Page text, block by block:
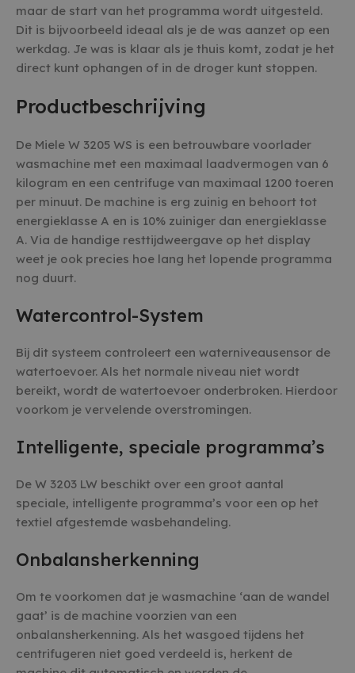
maar de start van het programma wordt uitgesteld.
Dit is bijvoorbeeld ideaal als je de was aanzet op een
werkdag. Je was is klaar als je thuis komt, zodat je het
direct kunt ophangen of in de droger kunt stoppen.
Productbeschrijving
De Miele W 3205 WS is een betrouwbare voorlader
wasmachine met een maximaal laadvermogen van 6
kilogram en een centrifuge van maximaal 1200 toeren
per minuut. De machine is erg zuinig en behoort tot
energieklasse A en is 10% zuiniger dan energieklasse
A. Via de handige resttijdweergave op het display
weet je ook precies hoe lang het lopende programma
nog duurt.
Watercontrol-System
Bij dit systeem controleert een waterniveausensor de
watertoevoer. Als het normale niveau niet wordt
bereikt, wordt de watertoevoer onderbroken. Hierdoor
voorkom je vervelende overstromingen.
Intelligente, speciale programma’s
De W 3203 LW beschikt over een groot aantal
speciale, intelligente programma’s voor een op het
textiel afgestemde wasbehandeling.
Onbalansherkenning
Om te voorkomen dat je wasmachine ‘aan de wandel
gaat’ is de machine voorzien van een
onbalansherkenning. Als het wasgoed tijdens het
centrifugeren niet goed verdeeld is, herkent de